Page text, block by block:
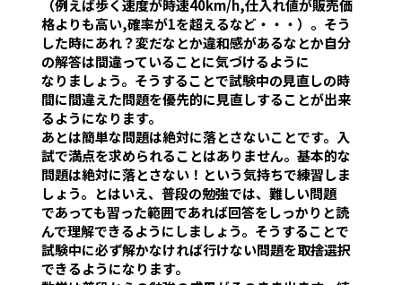
（例えば歩く速度が時速40km/h,仕入れ値が販売価
格よりも高い,確率が1を超えるなど・・・）。そう
した時にあれ？変だなとか違和感があるなとか自分
の解答は間違っていることに気づけるように
なりましょう。そうすることで試験中の見直しの時
間に間違えた問題を優先的に見直しすることが出来
るようになります。
あとは簡単な問題は絶対に落とさないことです。入
試で満点を求められることはありません。基本的な
問題は絶対に落とさない！という気持ちで練習しま
しょう。とはいえ、普段の勉強では、難しい問題
であっても習った範囲であれば回答をしっかりと読
んで理解できるようにしましょう。そうすることで
試験中に必ず解かなければ行けない問題を取捨選択
できるようになります。